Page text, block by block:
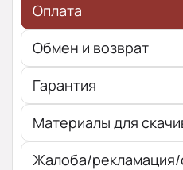
Оплата
Обмен и возврат
Гарантия
Материалы для
Жалоба/рекламация/